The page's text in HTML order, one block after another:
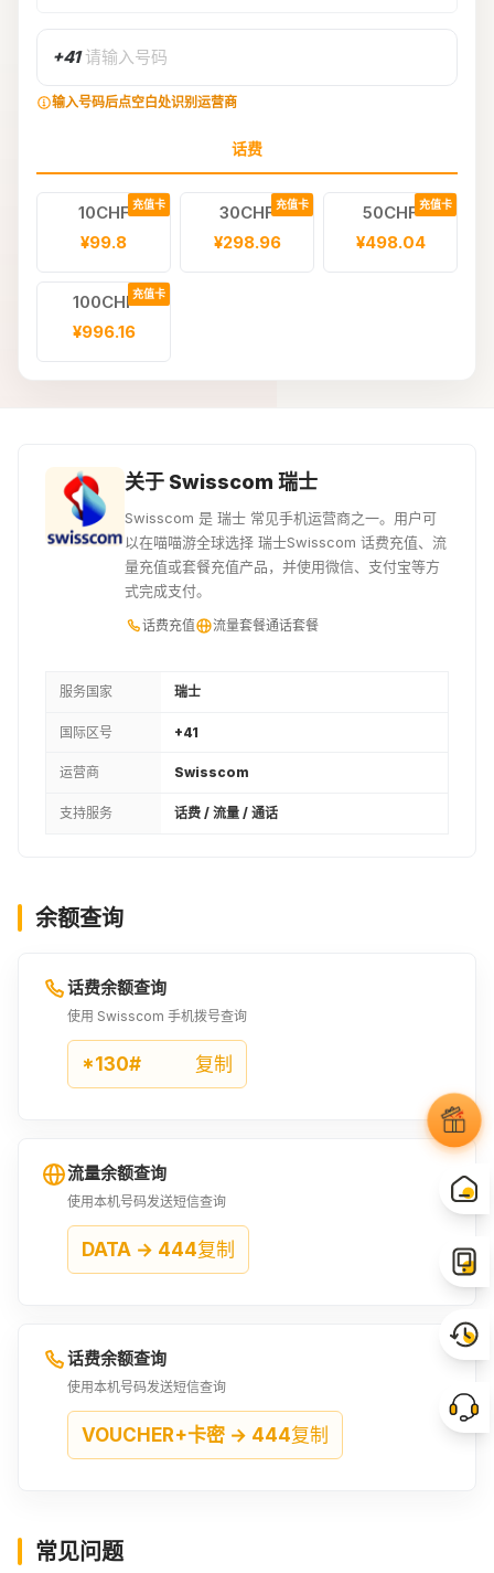
+41 请输入号码
输入号码后点空白处识别运营商
话费
充值卡
10CHF
¥99.8
充值卡
30CHF
¥298.96
充值卡
50CHF
¥498.04
充值卡
100CHF
¥996.16
关于 Swisscom 瑞士
Swisscom 是 瑞士 常见手机运营商之一。用户可
以在喵喵游全球选择 瑞士Swisscom 话费充值、流
量充值或套餐充值产品，并使用微信、支付宝等方
式完成支付。
话费充值 流量套餐通话套餐
服务国家 瑞士
国际区号 +41
运营商 Swisscom
支持服务 话费 / 流量 / 通话
余额查询
话费余额查询
使用 Swisscom 手机拨号查询
*130# 复制
流量余额查询
使用本机号码发送短信查询
DATA → 444复制
话费余额查询
使用本机号码发送短信查询
VOUCHER+卡密 → 444复制
常见问题